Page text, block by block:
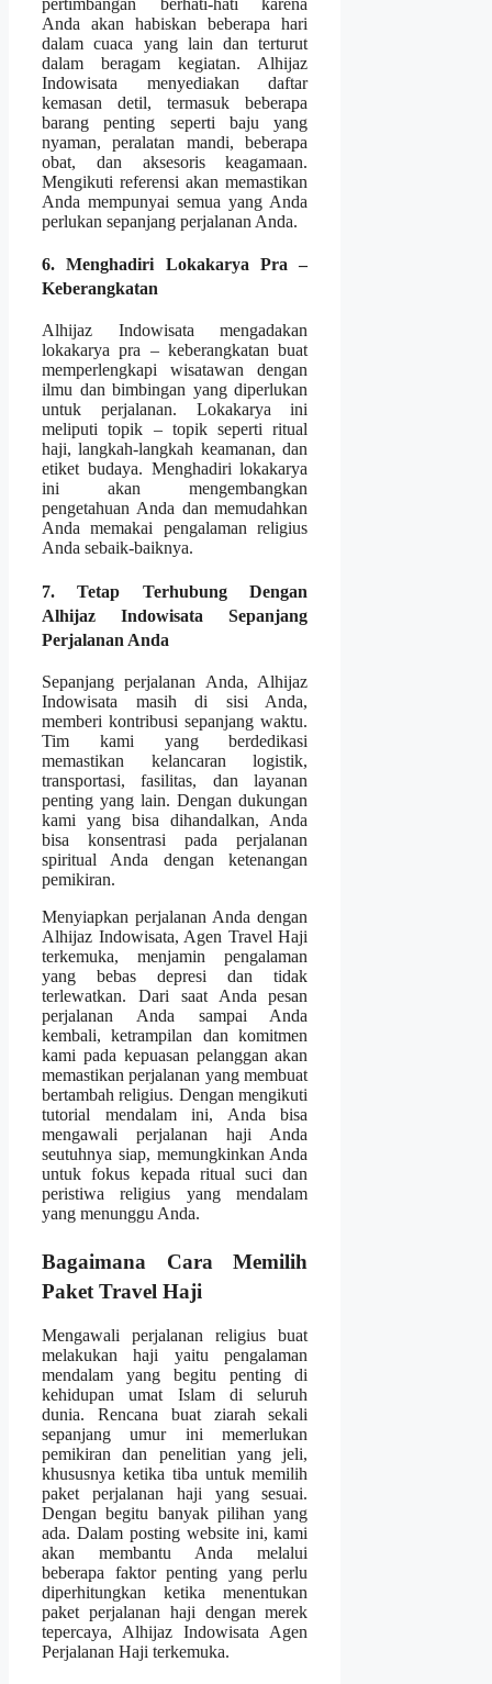
Anda akan habiskan beberapa hari
dalam cuaca yang lain dan terturut
dalam beragam kegiatan. Alhijaz
Indowisata menyediakan daftar
kemasan detil, termasuk beberapa
barang penting seperti baju yang
nyaman, peralatan mandi, beberapa
obat, dan aksesoris keagamaan.
Mengikuti referensi akan memastikan
Anda mempunyai semua yang Anda
perlukan sepanjang perjalanan Anda.
6. Menghadiri Lokakarya Pra –
Keberangkatan
Alhijaz Indowisata mengadakan
lokakarya pra – keberangkatan buat
memperlengkapi wisatawan dengan
ilmu dan bimbingan yang diperlukan
untuk perjalanan. Lokakarya ini
meliputi topik – topik seperti ritual
haji, langkah-langkah keamanan, dan
etiket budaya. Menghadiri lokakarya
ini akan mengembangkan
pengetahuan Anda dan memudahkan
Anda memakai pengalaman religius
Anda sebaik-baiknya.
7. Tetap Terhubung Dengan
Alhijaz Indowisata Sepanjang
Perjalanan Anda
Sepanjang perjalanan Anda, Alhijaz
Indowisata masih di sisi Anda,
memberi kontribusi sepanjang waktu.
Tim kami yang berdedikasi
memastikan kelancaran logistik,
transportasi, fasilitas, dan layanan
penting yang lain. Dengan dukungan
kami yang bisa dihandalkan, Anda
bisa konsentrasi pada perjalanan
spiritual Anda dengan ketenangan
pemikiran.
Menyiapkan perjalanan Anda dengan
Alhijaz Indowisata, Agen Travel Haji
terkemuka, menjamin pengalaman
yang bebas depresi dan tidak
terlewatkan. Dari saat Anda pesan
perjalanan Anda sampai Anda
kembali, ketrampilan dan komitmen
kami pada kepuasan pelanggan akan
memastikan perjalanan yang membuat
bertambah religius. Dengan mengikuti
tutorial mendalam ini, Anda bisa
mengawali perjalanan haji Anda
seutuhnya siap, memungkinkan Anda
untuk fokus kepada ritual suci dan
peristiwa religius yang mendalam
yang menunggu Anda.
Bagaimana Cara Memilih
Paket Travel Haji
Mengawali perjalanan religius buat
melakukan haji yaitu pengalaman
mendalam yang begitu penting di
kehidupan umat Islam di seluruh
dunia. Rencana buat ziarah sekali
sepanjang umur ini memerlukan
pemikiran dan penelitian yang jeli,
khususnya ketika tiba untuk memilih
paket perjalanan haji yang sesuai.
Dengan begitu banyak pilihan yang
ada. Dalam posting website ini, kami
akan membantu Anda melalui
beberapa faktor penting yang perlu
diperhitungkan ketika menentukan
paket perjalanan haji dengan merek
tepercaya, Alhijaz Indowisata Agen
Perjalanan Haji terkemuka.